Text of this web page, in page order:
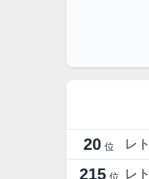
20 位 レ
215 位 レ